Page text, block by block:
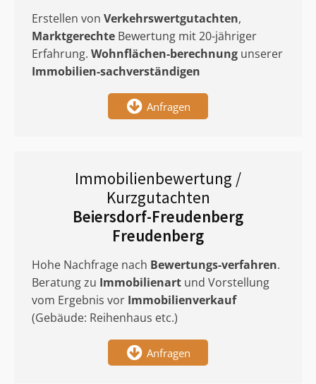
Erstellen von Verkehrswertgutachten,
Marktgerechte Bewertung mit 20-jähriger
Erfahrung. Wohnflächen-berechnung unserer
Immobilien-sachverständigen
Anfragen
Immobilienbewertung /
Kurzgutachten
Beiersdorf-Freudenberg
Freudenberg
Hohe Nachfrage nach Bewertungs-verfahren.
Beratung zu Immobilienart und Vorstellung
vom Ergebnis vor Immobilienverkauf
(Gebäude: Reihenhaus etc.)
Anfragen